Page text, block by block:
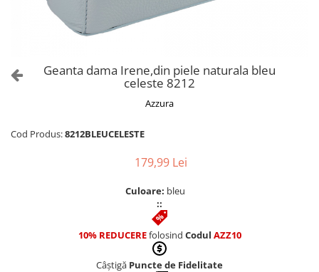
Genti Aurii
Genți Albe
Genți Bleumarin
Geanta dama Irene,din piele naturala bleu
celeste 8212
Azzura
Cod Produs:8212BLEUCELESTE
179,99 Lei
Culoare: bleu
::
10% REDUCEREfolosind Codul AZZ10
Câștigă Puncte de Fidelitate